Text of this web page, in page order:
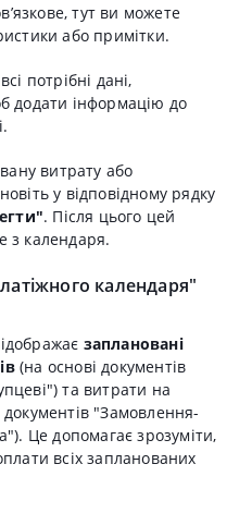
тут ви можете
або примітки.
потрібні дані,
додати інформацію до
витрату або
у відповідному рядку
. Після цього цей
з календаря.
календаря"
заплановані
(на основі документів
та витрати на
"Замовлення-
Це допомагає зрозуміти,
всіх запланованих